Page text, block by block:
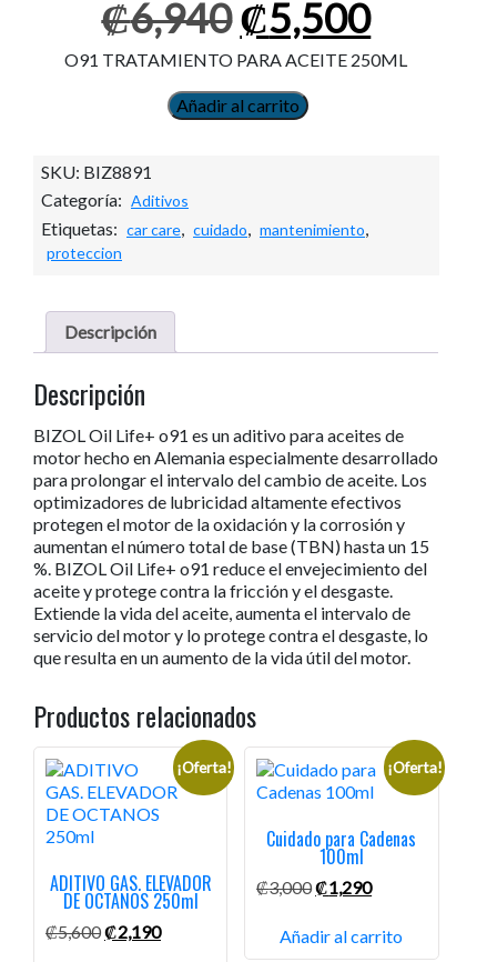
₡6,940El
precio
original
era:
₡6,940.
₡5,500El
precio
actual
es:
O91 TRATAMIENTO PARA ACEITE 250ML
ADITIVO
250ml
cantidad
Añadir al carrito
SKU: BIZ8891
Categoría: Aditivos
Etiquetas: car care, cuidado, mantenimiento,
proteccion
Descripción
Descripción
BIZOL Oil Life+ o91 es un aditivo para aceites de
motor hecho en Alemania especialmente desarrollado
para prolongar el intervalo del cambio de aceite. Los
optimizadores de lubricidad altamente efectivos
protegen el motor de la oxidación y la corrosión y
aumentan el número total de base (TBN) hasta un 15
%. BIZOL Oil Life+ o91 reduce el envejecimiento del
aceite y protege contra la fricción y el desgaste.
Extiende la vida del aceite, aumenta el intervalo de
servicio del motor y lo protege contra el desgaste, lo
que resulta en un aumento de la vida útil del motor.
Productos relacionados
¡Oferta!
ADITIVO GAS. ELEVADOR
DE OCTANOS 250ml
₡5,600El
₡2,190El
¡Oferta!
Cuidado para Cadenas
100ml
₡3,000El
original
₡1,290El
actual
Añadir al carrito